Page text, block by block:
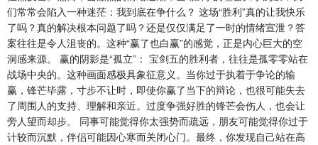
们常常会陷入一种迷茫：我到底在争什么？ 这场“胜利”真的让我快乐
了吗？真的解决根本问题了吗？还是仅仅满足了一时的情绪宣泄？答
案往往是令人沮丧的。这种“赢了也白赢”的感觉，正是内心巨大的空
洞感来源。 赢的阴影是“孤立”： 宝剑五的胜利者，往往是孤零零站在
战场中央的。这种画面感极具象征意义。当你过于执着于争论的输
赢，锋芒毕露，寸步不让时，即使你赢了当下的辩论，也很可能失去
了周围人的支持、理解和亲近。过度争强好胜的锋芒会伤人，也会让
旁人望而却步。 同事可能觉得你太强势而疏远，朋友可能觉得你过于
计较而沉默，伴侣可能因心寒而关闭心门。最终，你发现自己站在高